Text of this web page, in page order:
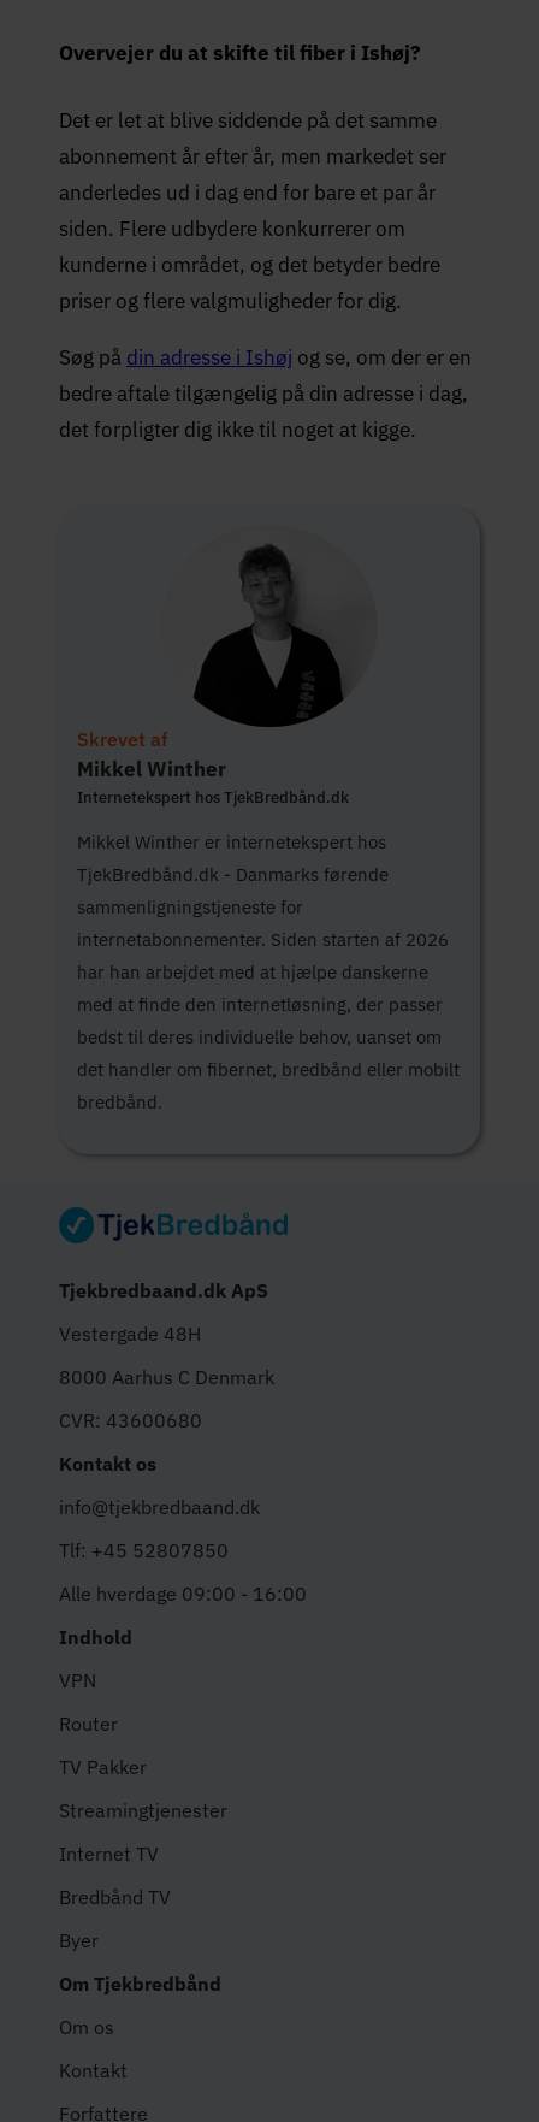
Overvejer du at skifte til fiber i Ishøj?
Det er let at blive siddende på det samme
abonnement år efter år, men markedet ser
anderledes ud i dag end for bare et par år
siden. Flere udbydere konkurrerer om
kunderne i området, og det betyder bedre
priser og flere valgmuligheder for dig.
Søg på din adresse i Ishøj og se, om der er en
bedre aftale tilgængelig på din adresse i dag,
det forpligter dig ikke til noget at kigge.
Skrevet af
Mikkel Winther
Internetekspert hos TjekBredbånd.dk
Mikkel Winther er internetekspert hos
TjekBredbånd.dk - Danmarks førende
sammenligningstjeneste for
internetabonnementer. Siden starten af 2026
har han arbejdet med at hjælpe danskerne
med at finde den internetløsning, der passer
bedst til deres individuelle behov, uanset om
det handler om fibernet, bredbånd eller mobilt
bredbånd.
Tjekbredbaand.dk ApS
Vestergade 48H
8000 Aarhus C Denmark
CVR: 43600680
Kontakt os
info@tjekbredbaand.dk
Tlf: +45 52807850
Alle hverdage 09:00 - 16:00
Indhold
VPN
Router
TV Pakker
Streamingtjenester
Internet TV
Bredbånd TV
Byer
Om Tjekbredbånd
Om os
Kontakt
Forfattere